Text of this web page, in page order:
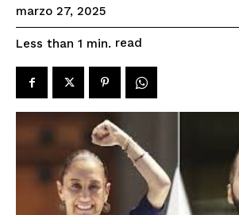
marzo 27, 2025
Less than 1 min. read